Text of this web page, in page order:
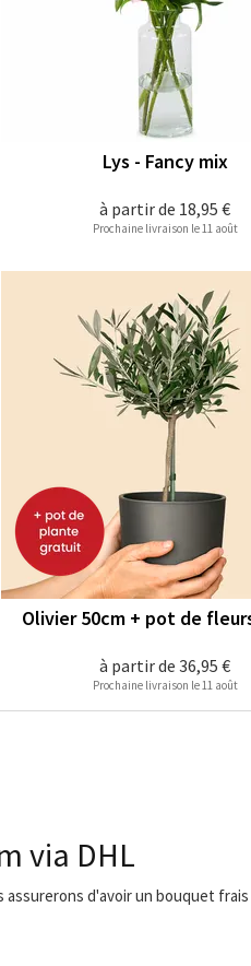
à partir de 18,95 €
Lys - Fancy mix
Prochaine livraison le 11 août
à partir de 36,95 €
Olivier 50cm + pot de
Prochaine livraison le 11 août
via DHL
d'avoir un bouquet frais